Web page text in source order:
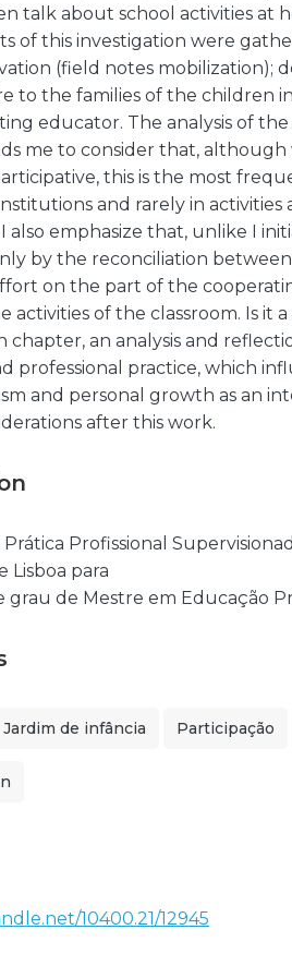
talk about school activities at
of this investigation were
(field notes mobilization);
to the families of the children
educator. The analysis of
me to consider that, although
this is the most
and rarely in
also emphasize that, unlike I
by the reconciliation
on the part of the
activities of the classroom. Is it
an analysis and
professional practice, which
and personal growth as an
after this work.
Profissional
Lisboa para
grau de Mestre em Educação
Jardim de infância Participação
10400.21/12945